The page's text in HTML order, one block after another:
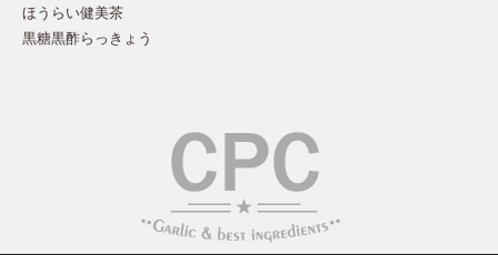
ほうらい健美茶
黒糖黒酢らっきょう